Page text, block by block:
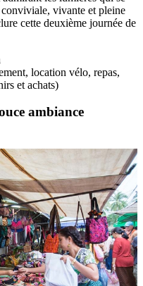
vivante et pleine
cette deuxième journée de
location vélo, repas,
et achats)
ambiance